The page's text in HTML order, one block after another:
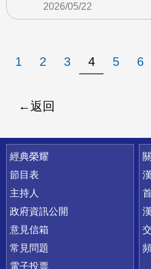
2026/05/22
1 2 3 4 5 6
返回
快速連結
經典榮耀
節目表
主持人
政府資訊公開
意見信箱
常見問題
電子投票